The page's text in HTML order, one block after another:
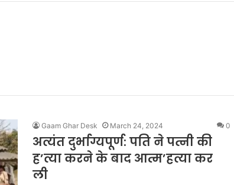
Gaam Ghar Desk March 24, 2024 0
अत्यंत दुर्भाग्यपूर्ण: पति ने पत्नी की
ह’त्या करने के बाद आत्म’हत्या कर
ली